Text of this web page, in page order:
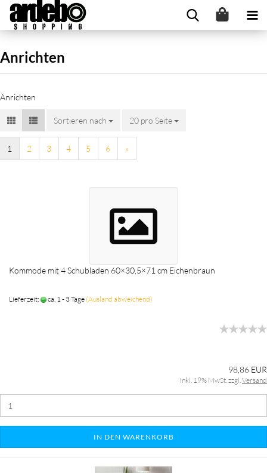
Anrichten
Anrichten
Sortieren nach 20 pro Seite
1 2 3 4 5 6 »
Kommode mit 4 Schubladen 60×30,5×71 cm Eichenbraun
Lieferzeit: ca. 1 - 3 Tage (Ausland abweichend)
98,86 EUR
inkl. 19% MwSt. zzgl.Versand
IN DEN WARENKORB